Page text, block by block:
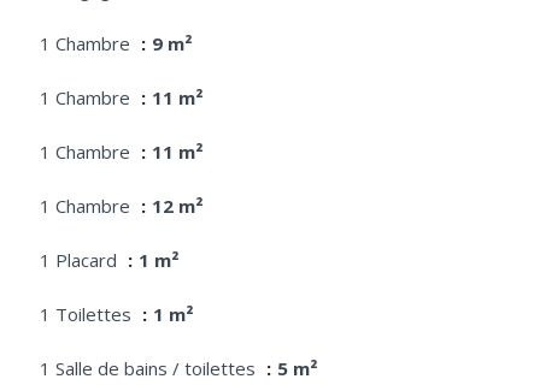
1 Chambre 9 m²
1 Chambre 11 m²
1 Chambre 11 m²
1 Chambre 12 m²
1 Placard 1 m²
1 Toilettes 1 m²
1 Salle de bains / toilettes 5 m²